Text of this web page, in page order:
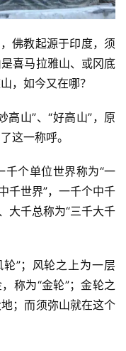
佛教起源于印度，须
喜马拉雅山、或冈底
，如今又在哪？
高山”、“好高山”，原
这一称呼。
个单位世界称为“一
千世界”，一千个中千
大千总称为“三千大千
”；风轮之上为一层
称为“金轮”；金轮之
；而须弥山就在这个